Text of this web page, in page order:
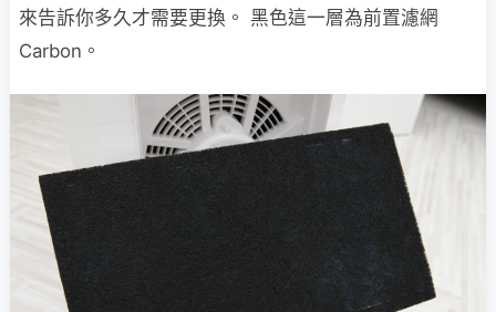
來告訴你多久才需要更換。 黑色這一層為前置濾網
Carbon。